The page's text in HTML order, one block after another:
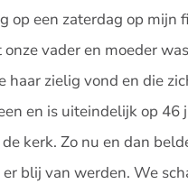
op een zaterdag op
vader en moeder
zielig vond en die
en is uiteindelijk op
kerk. Zo nu en dan
blij van werden. We